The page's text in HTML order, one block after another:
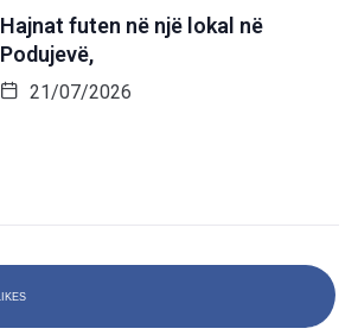
Hajnat futen në një lokal në
Podujevë,
21/07/2026
LIKES